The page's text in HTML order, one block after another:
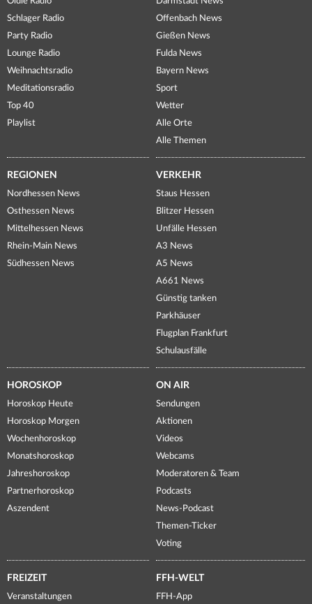
Schlager Radio
Party Radio
Lounge Radio
Weihnachtsradio
Meditationsradio
Top 40
Playlist
Offenbach News
Gießen News
Fulda News
Bayern News
Sport
Wetter
Alle Orte
Alle Themen
REGIONEN
Nordhessen News
Osthessen News
Mittelhessen News
Rhein-Main News
Südhessen News
VERKEHR
Staus Hessen
Blitzer Hessen
Unfälle Hessen
A3 News
A5 News
A661 News
Günstig tanken
Parkhäuser
Flugplan Frankfurt
Schulausfälle
HOROSKOP
Horoskop Heute
Horoskop Morgen
Wochenhoroskop
Monatshoroskop
Jahreshoroskop
Partnerhoroskop
Aszendent
ON AIR
Sendungen
Aktionen
Videos
Webcams
Moderatoren & Team
Podcasts
News-Podcast
Themen-Ticker
Voting
FREIZEIT
Veranstaltungen
FFH-WELT
FFH-App